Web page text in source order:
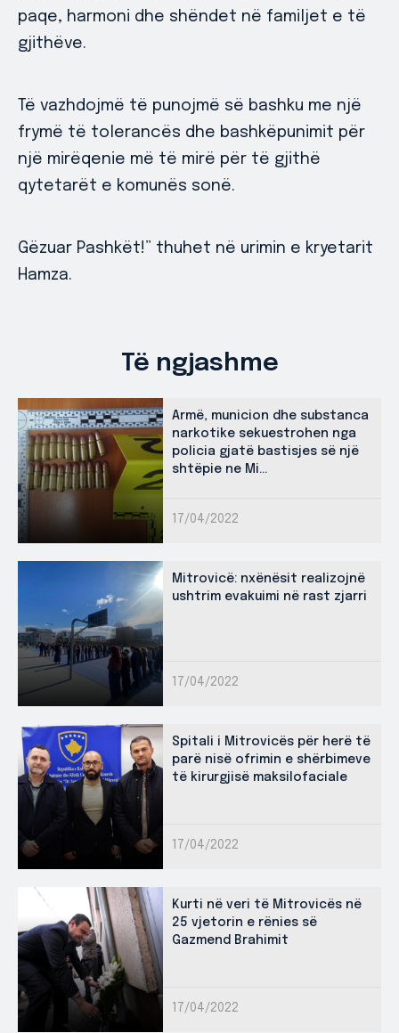
paqe, harmoni dhe shëndet në familjet e të
gjithëve.
Të vazhdojmë të punojmë së bashku me një
frymë të tolerancës dhe bashkëpunimit për
një mirëqenie më të mirë për të gjithë
qytetarët e komunës sonë.
Gëzuar Pashkët!” thuhet në urimin e kryetarit
Hamza.
Të ngjashme
Armë, municion dhe substanca
narkotike sekuestrohen nga
policia gjatë bastisjes së një
shtëpie ne Mi...
17/04/2022
Mitrovicë: nxënësit realizojnë
ushtrim evakuimi në rast zjarri
17/04/2022
Spitali i Mitrovicës për herë të
parë nisë ofrimin e shërbimeve
të kirurgjisë maksilofaciale
17/04/2022
Kurti në veri të Mitrovicës në
25 vjetorin e rënies së
Gazmend Brahimit
17/04/2022